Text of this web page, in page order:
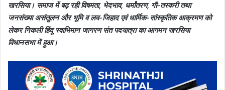
खरसिया। समाज में बढ़ रही विषमता, भेदभाव, धर्मांतरण, गौ-तस्करी तथा
जनसंख्या असंतुलन और भूमि व लव-जिहाद एवं धार्मिक-सांस्कृतिक आक्रमण को
लेकर निकली हिंदू स्वाभिमान जागरण संत पदयात्रा का आगमन खरसिया
विधानसभा में हुआ।